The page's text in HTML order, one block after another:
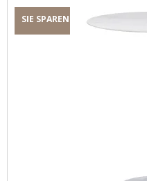
SIE SPAREN